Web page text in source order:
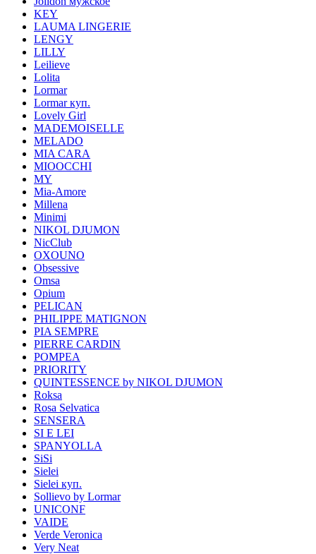
KEY
LAUMA LINGERIE
LENGY
LILLY
Leilieve
Lolita
Lormar
Lormar куп.
Lovely Girl
MADEMOISELLE
MELADO
MIA CARA
MIOOCCHI
MY
Mia-Amore
Millena
Minimi
NIKOL DJUMON
NicClub
OXOUNO
Obsessive
Omsa
Opium
PELICAN
PHILIPPE MATIGNON
PIA SEMPRE
PIERRE CARDIN
POMPEA
PRIORITY
QUINTESSENCE by NIKOL DJUMON
Roksa
Rosa Selvatica
SENSERA
SI E LEI
SPANYOLLA
SiSi
Sielei
Sielei куп.
Sollievo by Lormar
UNICONF
VAIDE
Verde Veronica
Very Neat